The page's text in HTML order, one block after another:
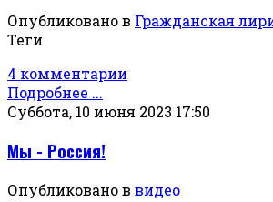
Опубликовано в Гражданская
Теги
4 комментарии
Подробнее ...
Суббота, 10 июня 2023 17:50
Мы - Россия!
Опубликовано в видео